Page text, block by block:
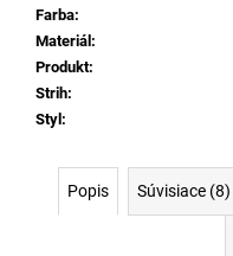
Farba:
Materiál :
Produkt:
Strih:
Styl :
Popis Súvisiace (8)